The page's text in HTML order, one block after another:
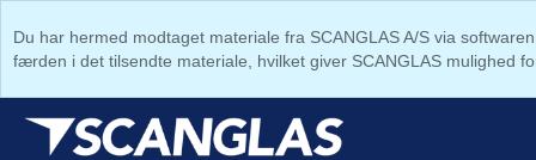
Du har hermed modtaget materiale fra SCANGLAS A/S via
færden i det tilsendte materiale, hvilket giver SCANGLAS mulighed